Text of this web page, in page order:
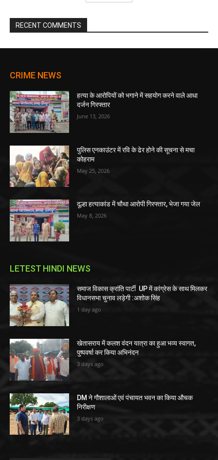
RECENT COMMENTS
CRIME NEWS
हत्या के आरोपियों को भगाने में सहयोग करने वाले आधा
दर्जन गिरफ्तार
June 13, 2026
पुलिस एनकाउंटर में रवि के ढेर होने की सूचना से मचा
कोहराम
May 25, 2026
दूल्हा हत्याकांड में चौथा आरोपी गिरफ्तार, भेजा गया जेल
May 8, 2026
LETEST HINDI NEWS
समाज विकास क्रांति पार्टी UP में कांग्रेस के साथ मिलकर
विधानसभा चुनाव लड़ेगी :अशोक सिंह
1 day ago
खेतासराय में कलश वंदन यात्रा का हुआ भव्य स्वागत,
पुष्पवर्षा कर किया अभिनंदन
3 days ago
DM ने गौशालाओं एवं पंचायत भवन का किया औचक
निरीक्षण
3 days ago